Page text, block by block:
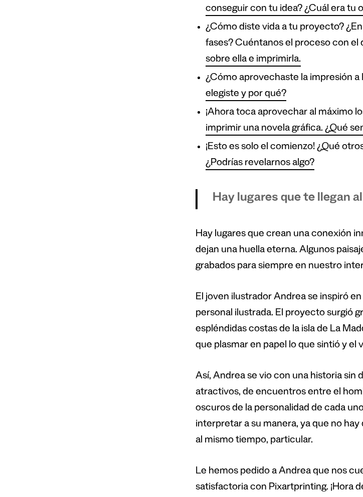
conseguir con tu idea? ¿Cuál era tu
¿Cómo diste vida a tu proyecto?
fases? Cuéntanos el proceso con el
sobre ella e imprimirla.
¿Cómo aprovechaste la impresión
elegiste y por qué?
¡Ahora toca aprovechar al máximo
imprimir una novela gráfica. ¿Qué
¡Esto es solo el comienzo! ¿Qué
¿Podrías revelarnos algo?
Hay lugares que te llegan
Hay lugares que crean una conexión
dejan una huella eterna. Algunos
grabados para siempre en nuestro
El joven ilustrador Andrea se inspiró
personal ilustrada. El proyecto surgió
espléndidas costas de la isla de La
que plasmar en papel lo que sintió y el
Así, Andrea se vio con una historia sin
atractivos, de encuentros entre el
oscuros de la personalidad de cada
interpretar a su manera, ya que no
al mismo tiempo, particular.
Le hemos pedido a Andrea que nos
satisfactoria con Pixartprinting. ¡Hora